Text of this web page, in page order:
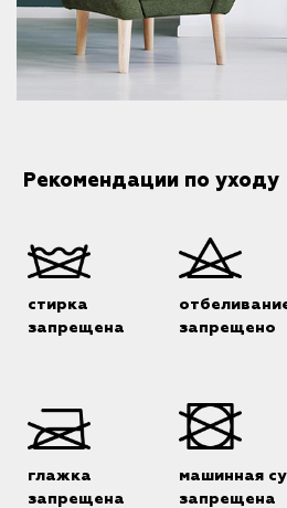
Рекомендации по уходу
стирка
запрещена
запрещено
глажка
запрещена
машинная
запрещена